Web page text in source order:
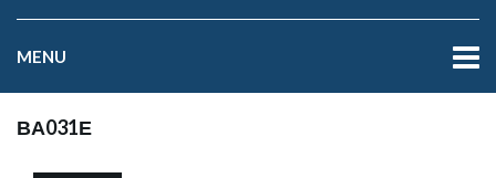
MENU
ΒΑ031Ε